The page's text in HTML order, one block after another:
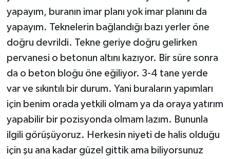
yapayım, buranın imar planı yok imar planını da
yapayım. Teknelerin bağlandığı bazı yerler öne
doğru devrildi. Tekne geriye doğru gelirken
pervanesi o betonun altını kazıyor. Bir süre sonra
da o beton bloğu öne eğiliyor. 3-4 tane yerde
var ve sıkıntılı bir durum. Yani buraların yapımları
için benim orada yetkili olmam ya da oraya yatırım
yapabilir bir pozisyonda olmam lazım. Bununla
ilgili görüşüyoruz. Herkesin niyeti de halis olduğu
için şu ana kadar güzel gittik ama biliyorsunuz